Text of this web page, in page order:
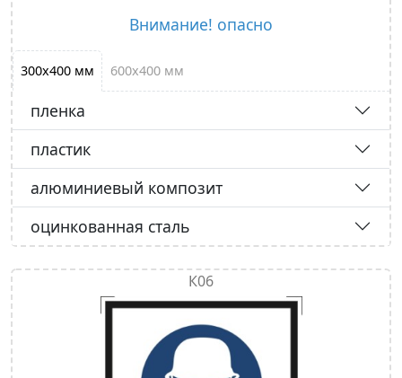
Внимание! опасно
300х400 мм 600х400 мм
пленка
пластик
алюминиевый композит
оцинкованная сталь
К06